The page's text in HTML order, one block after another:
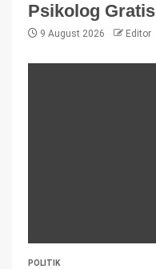
Psikolog Gratis
9 August 2026 Editor
POLITIK